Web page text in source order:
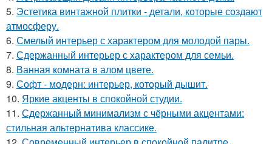
5. Эстетика винтажной плитки - детали, которые создают
атмосферу.
6. Смелый интерьер с характером для молодой пары.
7. Сдержанный интерьер с характером для семьи.
8. Ванная комната в алом цвете.
9. Софт - модерн: интерьер, который дышит.
10. Яркие акценты в спокойной студии.
11. Сдержанный минимализм с чёрными акцентами:
стильная альтернатива классике.